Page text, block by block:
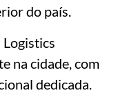
do país.
Logistics
na cidade, com
dedicada.